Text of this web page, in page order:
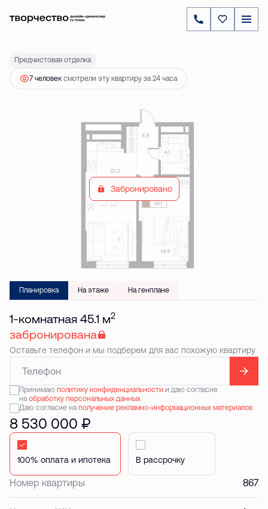
1-комнатная45.1 м 8 530 000 ₽
Предчистовая отделка
7 человек смотрели эту квартиру за 24 часа
Забронировано
Планировка На этаже На генплане
1-комнатная 45.1 м2
забронирована
Оставьте телефон и мы подберем для вас похожую квартиру
Принимаю политику конфиденциальностии даю согласие
наобработку персональных данных
Даю согласие наполучение рекламно-информационных материалов
8 530 000 ₽
Стандартная В рассрочку
Номер квартиры 867